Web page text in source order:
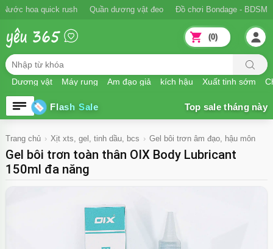
Nước hoa quick rush Quần dương vật đeo Đồ chơi Bondage - BDSM
Dương vật Máy rung Âm đạo giả kích hậu Xuất tinh sớm
(0)
Flash Sale
Trang chủ Xịt xts, gel, tinh dầu, bcs Gel bôi trơn âm đạo, hậu môn
Gel bôi trơn toàn thân OIX Body Lubricant
150ml đa năng